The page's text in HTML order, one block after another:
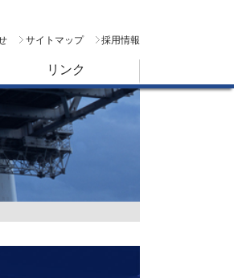
サイトマップ 採用情報
リンク